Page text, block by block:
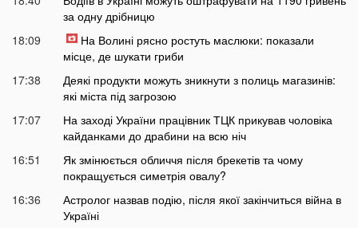
за одну дрібницю
18:09
На Волині рясно ростуть маслюки: показали
місце, де шукати гриби
17:38
Деякі продукти можуть зникнути з полиць магазинів:
які міста під загрозою
17:07
На заході України працівник ТЦК прикував чоловіка
кайданками до драбини на всю ніч
16:51
Як змінюється обличчя після брекетів та чому
покращується симетрія овалу?
16:36
Астролог назвав подію, після якої закінчиться війна в
Україні